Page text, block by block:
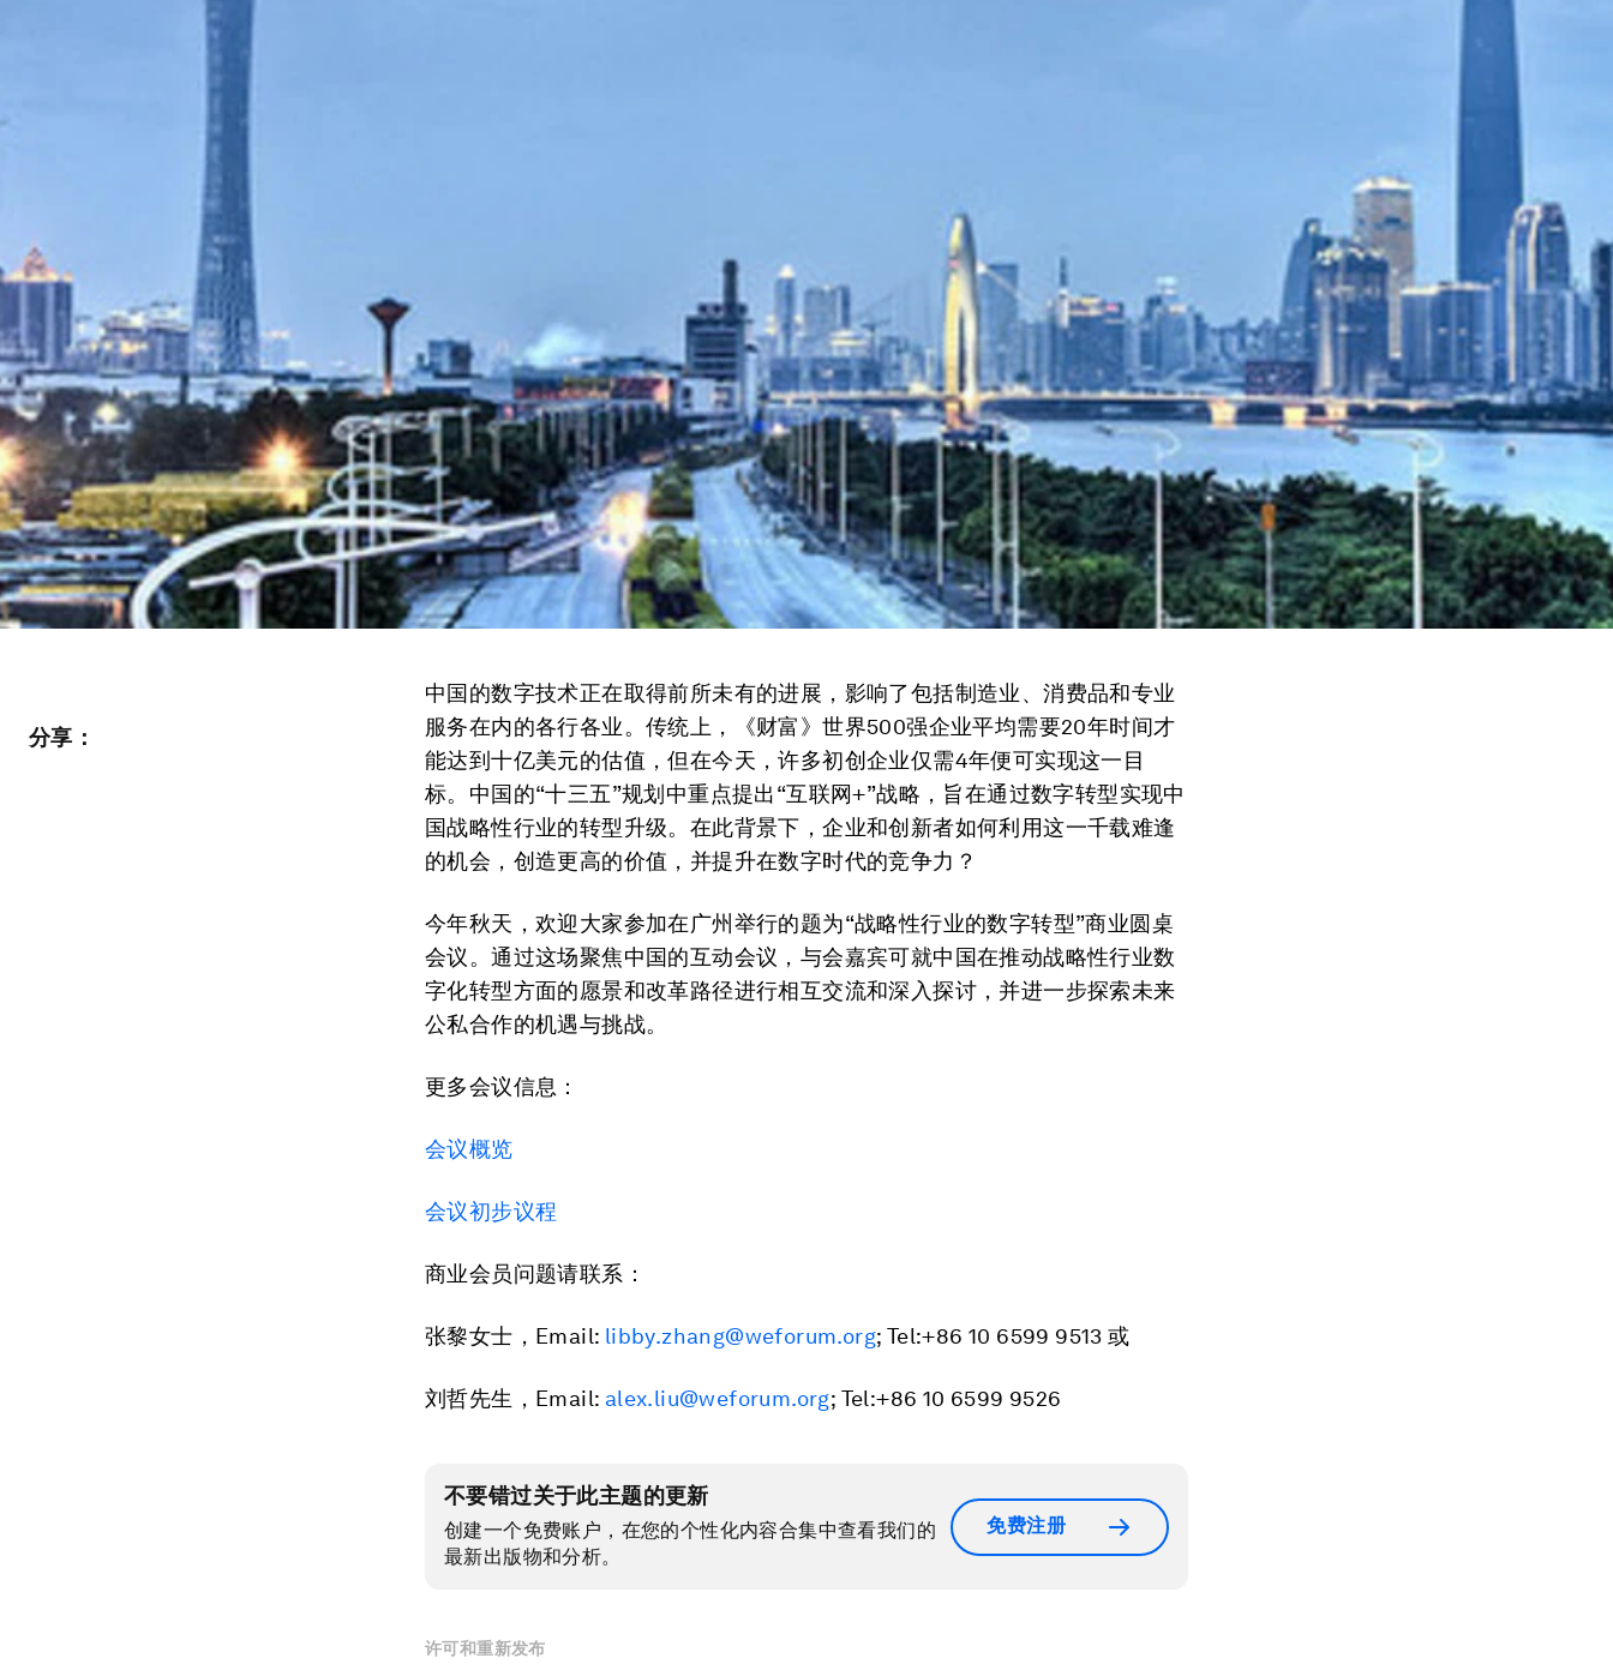
分享：
中国的数字技术正在取得前所未有的进展，影响了包括制造业、消费品和专业
服务在内的各行各业。传统上，《财富》世界500强企业平均需要20年时间才
能达到十亿美元的估值，但在今天，许多初创企业仅需4年便可实现这一目
标。中国的“十三五”规划中重点提出“互联网+”战略，旨在通过数字转型实现中
国战略性行业的转型升级。在此背景下，企业和创新者如何利用这一千载难逢
的机会，创造更高的价值，并提升在数字时代的竞争力？
今年秋天，欢迎大家参加在广州举行的题为“战略性行业的数字转型”商业圆桌
会议。通过这场聚焦中国的互动会议，与会嘉宾可就中国在推动战略性行业数
字化转型方面的愿景和改革路径进行相互交流和深入探讨，并进一步探索未来
公私合作的机遇与挑战。
更多会议信息：
会议概览
会议初步议程
商业会员问题请联系：
张黎女士，Email: libby.zhang@weforum.org; Tel:+86 10 6599 9513 或
刘哲先生，Email: alex.liu@weforum.org; Tel:+86 10 6599 9526
不要错过关于此主题的更新
创建一个免费账户，在您的个性化内容合集中查看我们的
最新出版物和分析。
免费注册
许可和重新发布